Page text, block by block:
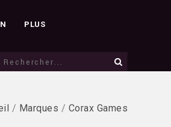
PLUS
/ Marques / Corax Games